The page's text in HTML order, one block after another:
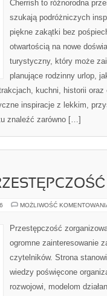
Cherrish to różnorodna
szukają podróżniczych
piękne zakątki bez
otwartością na nowe
turystyczny, który może
planujące rodzinny urlop,
kuchni, historii
inspiracje z lekkim,
znaleźć zarówno […]
MOŻLIWOŚĆ
Przestępczość
ogromne zainteresowanie
czytelników. Strona
wiedzy poświęcone
rozwojowi, modelom